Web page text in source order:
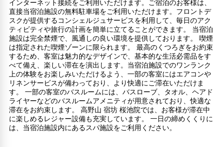
インターネット接続をご利用いただけます。ご宿泊のお客様は、
直接当宿泊施設の無料駐車場をご利用いただけます。フロントデ
スクが提供するコンシェルジュサービスを利用して、毎日のアク
ティビティや旅行の計画を簡単に立てることができます。 当宿泊
施設は完全禁煙で、風通しの良い環境を提供しております。 喫煙
は指定された喫煙ゾーンに限られます。 最高のくつろぎをお約束
するため、客室は魅力的なデザインで、基本的な生活必需品をす
べて備え、楽しい滞在を演出します。当宿泊施設でのワンランク
上の体験をお楽しみいただけるよう、一部の客室にはエアコンや
リネンサービスが備わっており、より快適にご滞在いただけま
す。 一部の客室のバスルームには、バスローブ、タオル、ヘアド
ライヤーなどのバスルームアメニティが用意されており、快適な
滞在をお約束します。 高野山 宿坊 桜池院では、お客様が滞在中
に楽しめるレジャー設備も充実しています。 一日の締めくくりに
は、当宿泊施設内にあるスパ施設をご利用ください。